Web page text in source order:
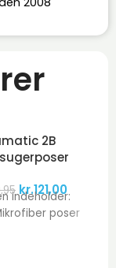
2B
kr.121,00
indeholder:
poser